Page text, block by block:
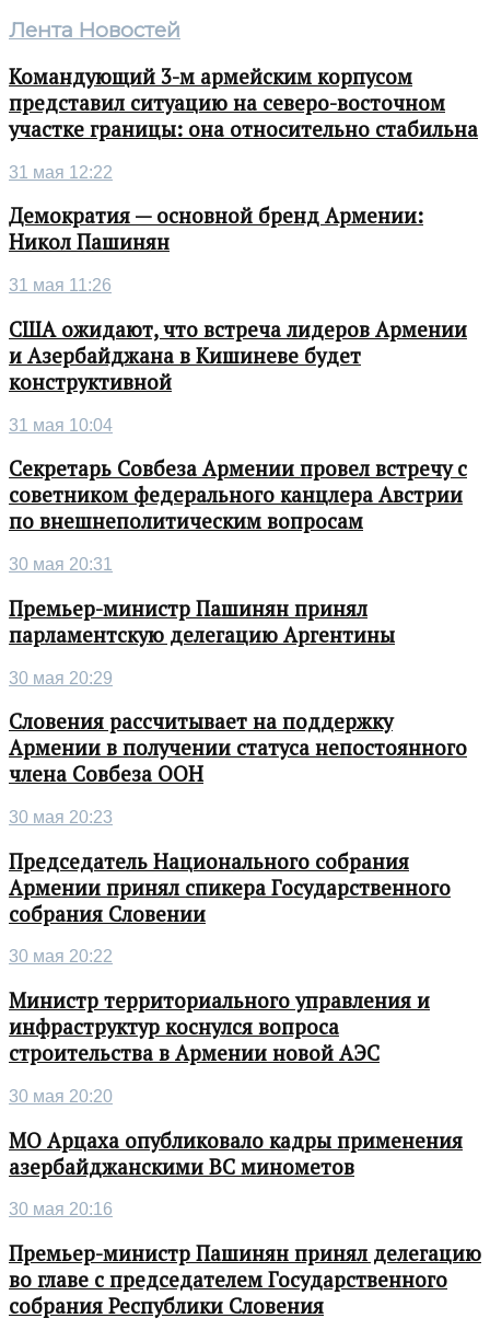
Лента Новостей
Командующий 3-м армейским корпусом
представил ситуацию на северо-восточном
участке границы: она относительно стабильна
31 мая 12:22
Демократия — основной бренд Армении:
Никол Пашинян
31 мая 11:26
США ожидают, что встреча лидеров Армении
и Азербайджана в Кишиневе будет
конструктивной
31 мая 10:04
Секретарь Совбеза Армении провел встречу с
советником федерального канцлера Австрии
по внешнеполитическим вопросам
30 мая 20:31
Премьер-министр Пашинян принял
парламентскую делегацию Аргентины
30 мая 20:29
Словения рассчитывает на поддержку
Армении в получении статуса непостоянного
члена Совбеза ООН
30 мая 20:23
Председатель Национального собрания
Армении принял спикера Государственного
собрания Словении
30 мая 20:22
Министр территориального управления и
инфраструктур коснулся вопроса
строительства в Армении новой АЭС
30 мая 20:20
МО Арцаха опубликовало кадры применения
азербайджанскими ВС минометов
30 мая 20:16
Премьер-министр Пашинян принял делегацию
во главе с председателем Государственного
собрания Республики Словения